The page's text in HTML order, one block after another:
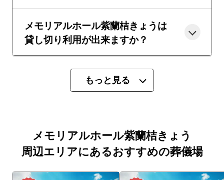
メモリアルホール紫蘭桔きょうは
貸し切り利用が出来ますか？
もっと見る
メモリアルホール紫蘭桔きょう
周辺エリアにあるおすすめの葬儀場